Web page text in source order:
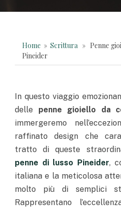
Home » Scrittura » Penne
Pineider
In questo viaggio
delle penne gioiello da
immergeremo
raffinato design che
tratto di queste
penne di lusso Pineider,
italiana e la meticolosa
molto più di semplici
Rappresentano